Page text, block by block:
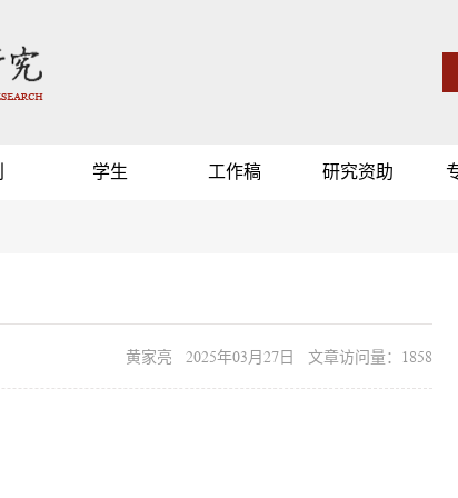
学生 工作稿 研究资助
黄家亮 2025年03月27日 文章访问量：1858